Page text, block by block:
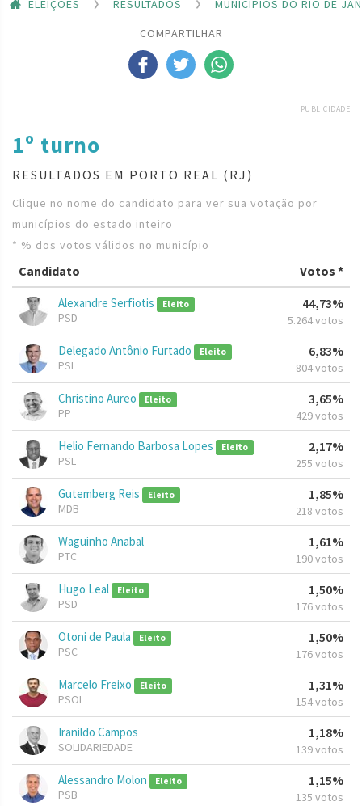
ELEIÇÕES RESULTADOS
MUNICÍPIOS DO RIO DE
COMPARTILHAR
PUBLICIDADE
1º turno
RESULTADOS EM PORTO REAL (RJ)
Clique no nome do candidato para ver sua votação por
municípios do estado inteiro
* % dos votos válidos no município
Candidato Votos *
Alexandre Serfiotis Eleito
PSD
44,73%
5.264 votos
Delegado Antônio Furtado Eleito
PSL
6,83%
804 votos
Christino Aureo Eleito
PP
3,65%
429 votos
Helio Fernando Barbosa Lopes Eleito
PSL
2,17%
255 votos
Gutemberg Reis Eleito
MDB
1,85%
218 votos
Waguinho Anabal
PTC
1,61%
190 votos
Hugo Leal Eleito
PSD
1,50%
176 votos
Otoni de Paula Eleito
PSC
1,50%
176 votos
Marcelo Freixo Eleito
PSOL
1,31%
154 votos
Iranildo Campos
SOLIDARIEDADE
1,18%
139 votos
Alessandro Molon Eleito
PSB
1,15%
135 votos